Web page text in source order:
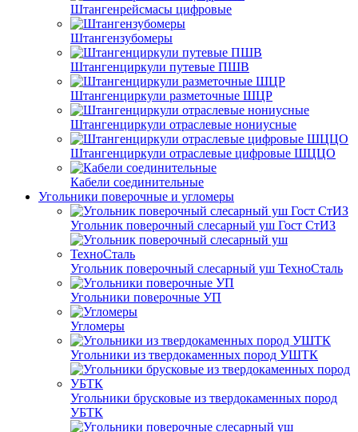
Штангенрейсмасы цифровые
Штангензубомеры
Штангенциркули путевые ПШВ
Штангенциркули разметочные ШЦР
Штангенциркули отраслевые нониусные
Штангенциркули отраслевые цифровые ШЦЦО
Кабели соединительные
Угольники поверочные и угломеры
Угольник поверочный слесарный уш Гост СтИЗ
Угольник поверочный слесарный уш ТехноСталь
Угольники поверочные УП
Угломеры
Угольники из твердокаменных пород УШТК
Угольники брусковые из твердокаменных пород
УБТК